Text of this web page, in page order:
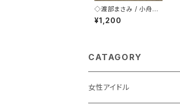
◇渡部まさみ / 小舟の
ように Loving You
¥1,200
CATAGORY
女性アイドル